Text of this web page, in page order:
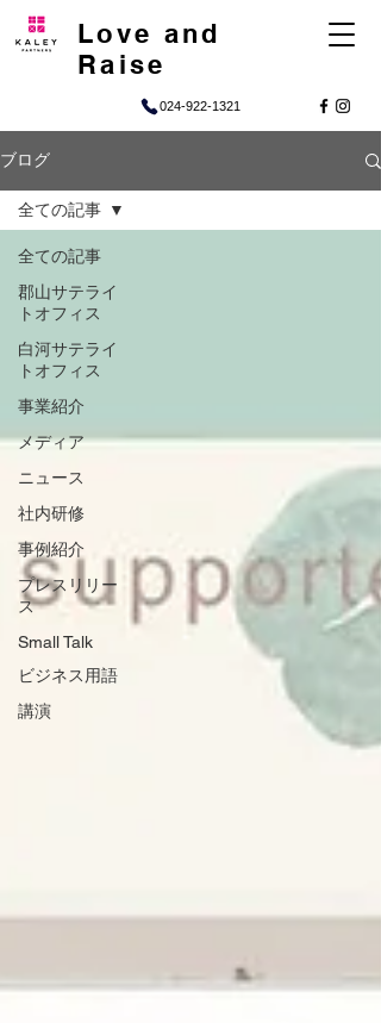
024-922-1321
Love and
Raise
ブログ
全ての記事
郡山サテライ
トオフィス
白河サテライ
トオフィス
事業紹介
メディア
ニュース
社内研修
事例紹介
プレスリリー
ス
Small Talk
ビジネス用語
講演
全ての記事